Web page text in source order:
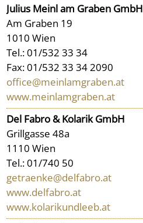
Julius Meinl am Graben GmbH
Am Graben 19
1010 Wien
Tel.: 01/532 33 34
Fax: 01/532 33 34 2090
office@meinlamgraben.at
www.meinlamgraben.at
Del Fabro & Kolarik GmbH
Grillgasse 48a
1110 Wien
Tel.: 01/740 50
getraenke@delfabro.at
www.delfabro.at
www.kolarikundleeb.at